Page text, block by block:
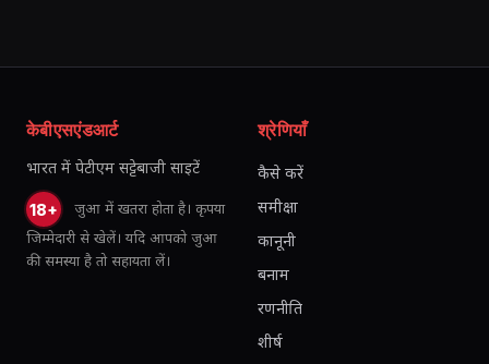
केबीएसएंडआर्ट
भारत में पेटीएम सट्टेबाजी साइटें
18+
जुआ में खतरा होता है। कृपया
जिम्मेदारी से खेलें। यदि आपको जुआ
की समस्या है तो सहायता लें।
श्रेणियाँ
कैसे करें
समीक्षा
कानूनी
बनाम
रणनीति
शीर्ष